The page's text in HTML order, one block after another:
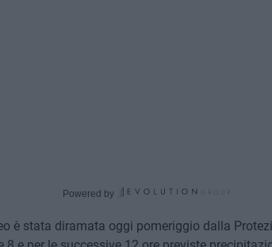
Powered by
è stata diramata oggi pomeriggio dalla